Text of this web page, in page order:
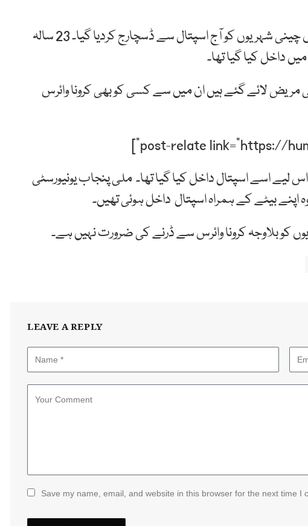
ایم ایس سروسز اسپتال ڈاکٹر سلیم چیمہ کے مطابق دونوں چینی شہریوں کو آج اسپتال سے ڈسچارج کردیا گیا۔ 23 سالہ
لائے گئے ہیں ان میں سے کسی کو بھی کرونا وائرس
لیے اسے اسپتال داخل کیا گیا تھا۔ ملی پنجاب یونیورسٹی
اپنے بیٹے کے ہمراہ اسپتال داخل ہوئی تھیں۔
کو بلاوجہ کرونا وائرس سے ڈرنے کی ضرورت نہیں ہے۔
LEAVE A REPLY
Save my name, email, and website in this browser for the next time I